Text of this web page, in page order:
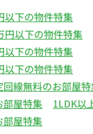
以下の物件特集
円以下の物件特集
以下の物件特集
以下の物件特集
線無料のお部屋
部屋特集
1LDK以
部屋特集